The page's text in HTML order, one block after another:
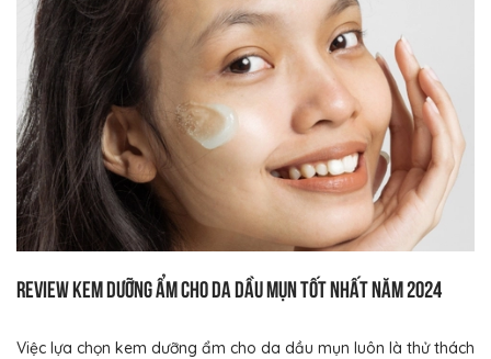
Review kem dưỡng ẩm cho da dầu mụn tốt nhất năm 2024
Việc lựa chọn kem dưỡng ẩm cho da dầu mụn luôn là thử thách